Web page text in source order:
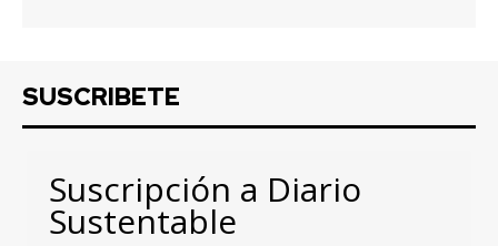
SUSCRIBETE
Suscripción a Diario
Sustentable